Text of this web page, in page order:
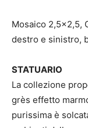
Mosaico 2,5×2,5,
destro e sinistro,
STATUARIO
La collezione
grès effetto
purissima è